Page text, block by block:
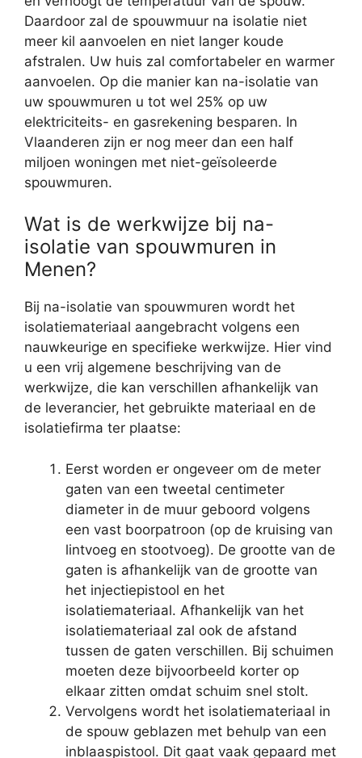
Daardoor zal de spouwmuur na isolatie niet
meer kil aanvoelen en niet langer koude
afstralen. Uw huis zal comfortabeler en warmer
aanvoelen. Op die manier kan na-isolatie van
uw spouwmuren u tot wel 25% op uw
elektriciteits- en gasrekening besparen. In
Vlaanderen zijn er nog meer dan een half
miljoen woningen met niet-geïsoleerde
spouwmuren.
Wat is de werkwijze bij na-
isolatie van spouwmuren in
Menen?
Bij na-isolatie van spouwmuren wordt het
isolatiemateriaal aangebracht volgens een
nauwkeurige en specifieke werkwijze. Hier vind
u een vrij algemene beschrijving van de
werkwijze, die kan verschillen afhankelijk van
de leverancier, het gebruikte materiaal en de
isolatiefirma ter plaatse:
Eerst worden er ongeveer om de meter
gaten van een tweetal centimeter
diameter in de muur geboord volgens
een vast boorpatroon (op de kruising van
lintvoeg en stootvoeg). De grootte van de
gaten is afhankelijk van de grootte van
het injectiepistool en het
isolatiemateriaal. Afhankelijk van het
isolatiemateriaal zal ook de afstand
tussen de gaten verschillen. Bij schuimen
moeten deze bijvoorbeeld korter op
elkaar zitten omdat schuim snel stolt.
Vervolgens wordt het isolatiemateriaal in
de spouw geblazen met behulp van een
inblaaspistool. Dit gaat vaak gepaard met